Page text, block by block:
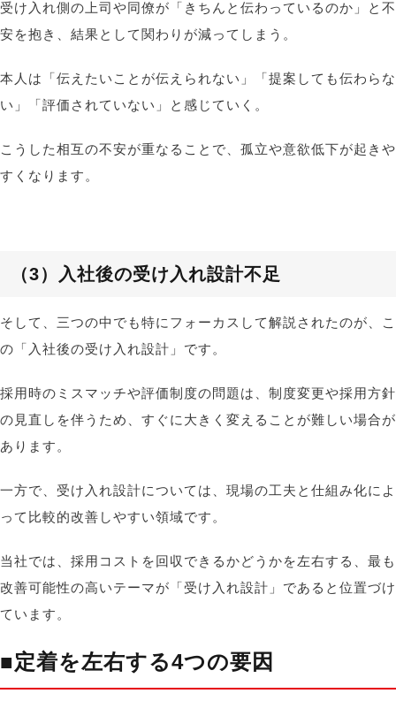
受け入れ側の上司や同僚が「きちんと伝わっているのか」と不
安を抱き、結果として関わりが減ってしまう。
本人は「伝えたいことが伝えられない」「提案しても伝わらな
い」「評価されていない」と感じていく。
こうした相互の不安が重なることで、孤立や意欲低下が起きや
すくなります。
（3） 入社後の受け入れ設計不足
そして
三つの中でも特にフォーカスして解説されたのが、こ
の「入社後の受け入れ設計」です。
採用時のミスマッチや評価制度の問題は、制度変更や採用方針
の見直しを伴うため、すぐに大きく変えることが難しい場合が
あります。
一方で、受け入れ設計については、現場の工夫と仕組み化によ
って比較的改善しやすい領域です。
当社では、採用コストを回収できるかどうかを左右する、最も
改善可能性の高いテーマが「受け入れ設計」であると位置づけ
ています 。
■定着を左右する4つの要因